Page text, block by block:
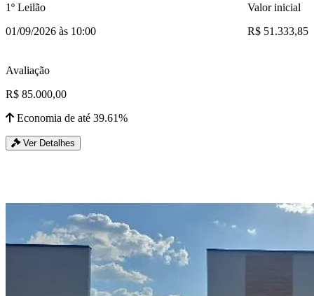
1º Leilão
01/09/2026 às 10:00
Valor inicial
R$ 51.333,85
Avaliação
R$ 85.000,00
Economia de até 39.61%
Ver Detalhes